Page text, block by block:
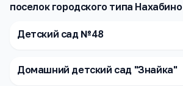
поселок городского типа Нахабино
Детский сад №48
Домашний детский сад "Знайка"